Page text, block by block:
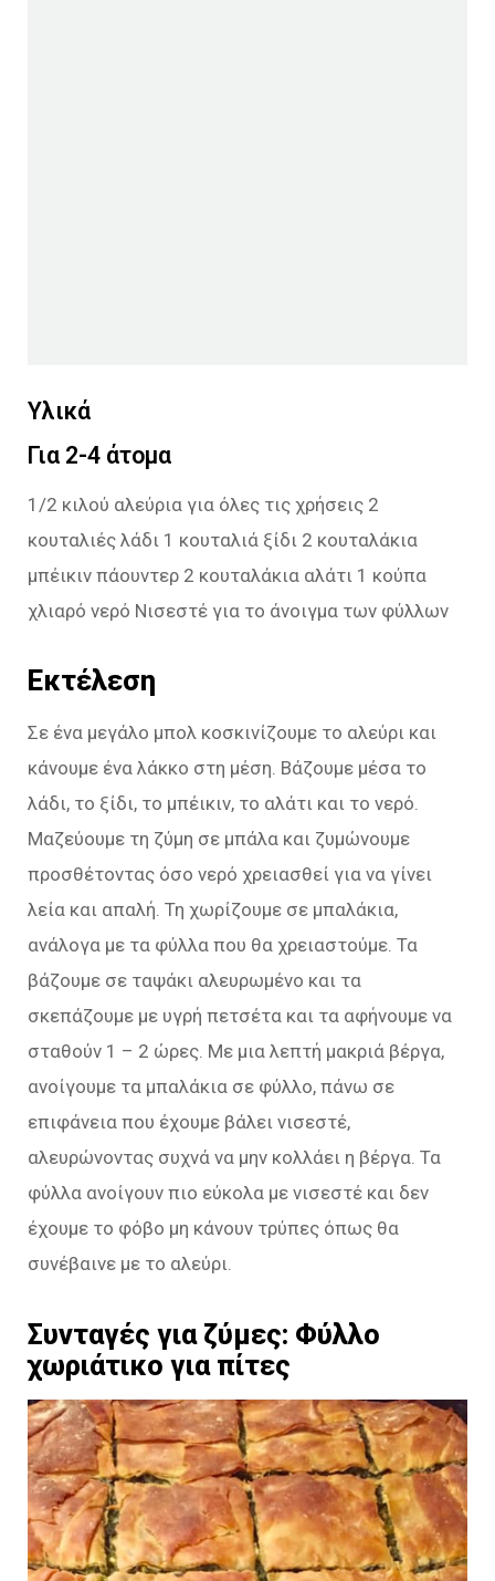
Υλικά
Για 2-4 άτομα
1/2 κιλού αλεύρια για όλες τις χρήσεις 2
κουταλιές λάδι 1 κουταλιά ξίδι 2 κουταλάκια
μπέικιν πάουντερ 2 κουταλάκια αλάτι 1 κούπα
χλιαρό νερό Νισεστέ για το άνοιγμα των φύλλων
Εκτέλεση
Σε ένα μεγάλο μπολ κοσκινίζουμε το αλεύρι και
κάνουμε ένα λάκκο στη μέση. Βάζουμε μέσα το
λάδι, το ξίδι, το μπέικιν, το αλάτι και το νερό.
Μαζεύουμε τη ζύμη σε μπάλα και ζυμώνουμε
προσθέτοντας όσο νερό χρειασθεί για να γίνει
λεία και απαλή. Τη χωρίζουμε σε μπαλάκια,
ανάλογα με τα φύλλα που θα χρειαστούμε. Τα
βάζουμε σε ταψάκι αλευρωμένο και τα
σκεπάζουμε με υγρή πετσέτα και τα αφήνουμε να
σταθούν 1 – 2 ώρες. Με μια λεπτή μακριά βέργα,
ανοίγουμε τα μπαλάκια σε φύλλο, πάνω σε
επιφάνεια που έχουμε βάλει νισεστέ,
αλευρώνοντας συχνά να μην κολλάει η βέργα. Τα
φύλλα ανοίγουν πιο εύκολα με νισεστέ και δεν
έχουμε το φόβο μη κάνουν τρύπες όπως θα
συνέβαινε με το αλεύρι.
Συνταγές για ζύμες: Φύλλο
χωριάτικο για πίτες